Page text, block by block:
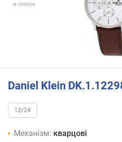
в список
Daniel Klein
12/24
Механізм: кварцові